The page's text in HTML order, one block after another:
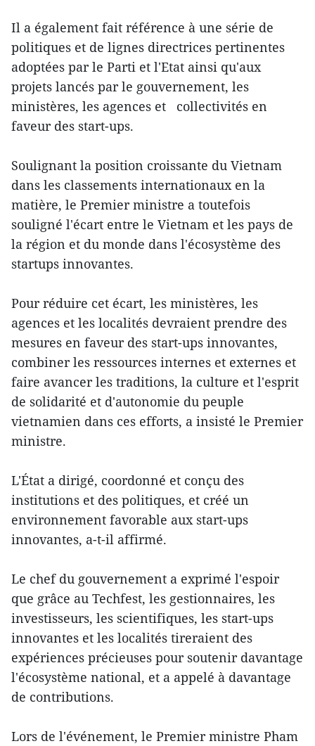
Il a également fait référence à une série de
politiques et de lignes directrices pertinentes
adoptées par le Parti et l'Etat ainsi qu'aux
projets lancés par le gouvernement, les
ministères, les agences et collectivités en
faveur des start-ups.
Soulignant la position croissante du Vietnam
dans les classements internationaux en la
matière, le Premier ministre a toutefois
souligné l'écart entre le Vietnam et les pays de
la région et du monde dans l'écosystème des
startups innovantes.
Pour réduire cet écart, les ministères, les
agences et les localités devraient prendre des
mesures en faveur des start-ups innovantes,
combiner les ressources internes et externes et
faire avancer les traditions, la culture et l'esprit
de solidarité et d'autonomie du peuple
vietnamien dans ces efforts, a insisté le Premier
ministre.
L'État a dirigé, coordonné et conçu des
institutions et des politiques, et créé un
environnement favorable aux start-ups
innovantes, a-t-il affirmé.
Le chef du gouvernement a exprimé l'espoir
que grâce au Techfest, les gestionnaires, les
investisseurs, les scientifiques, les start-ups
innovantes et les localités tireraient des
expériences précieuses pour soutenir davantage
l'écosystème national, et a appelé à davantage
de contributions.
Lors de l'événement, le Premier ministre Pham